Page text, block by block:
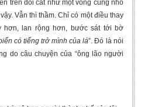
trên doi cát như một vòng cung nhô
Vẫn thì thầm. Chỉ có một điều thay
hơn, lan rộng hơn, bước sát tới bờ
có tiếng trở mình của lá”. Đó là nói
do câu chuyện của “ông lão người